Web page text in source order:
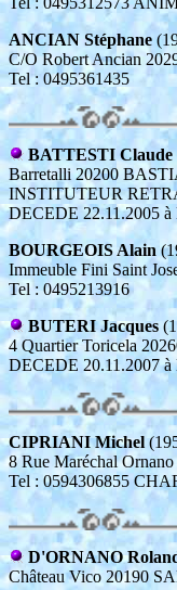
ANCIAN Stéphane
C/O Robert Ancian
Tel : 0495361435
BATTESTI Claude
Barretalli 20200
INSTITUTEUR
DECEDE 22.11.2005 à
BOURGEOIS Alain
Immeuble Fini Saint
Tel : 0495213916
BUTERI Jacques
4 Quartier Toricela
DECEDE 20.11.2007 à
CIPRIANI Michel
8 Rue Maréchal
Tel : 0594306855
D'ORNANO
Château Vico 20190